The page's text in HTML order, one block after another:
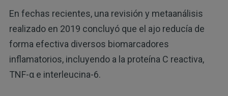
En fechas recientes, una revisión y metaanálisis
realizado en 2019 concluyó que el ajo reducía de
forma efectiva diversos biomarcadores
inflamatorios, incluyendo a la proteína C reactiva,
TNF-α e interleucina-6.